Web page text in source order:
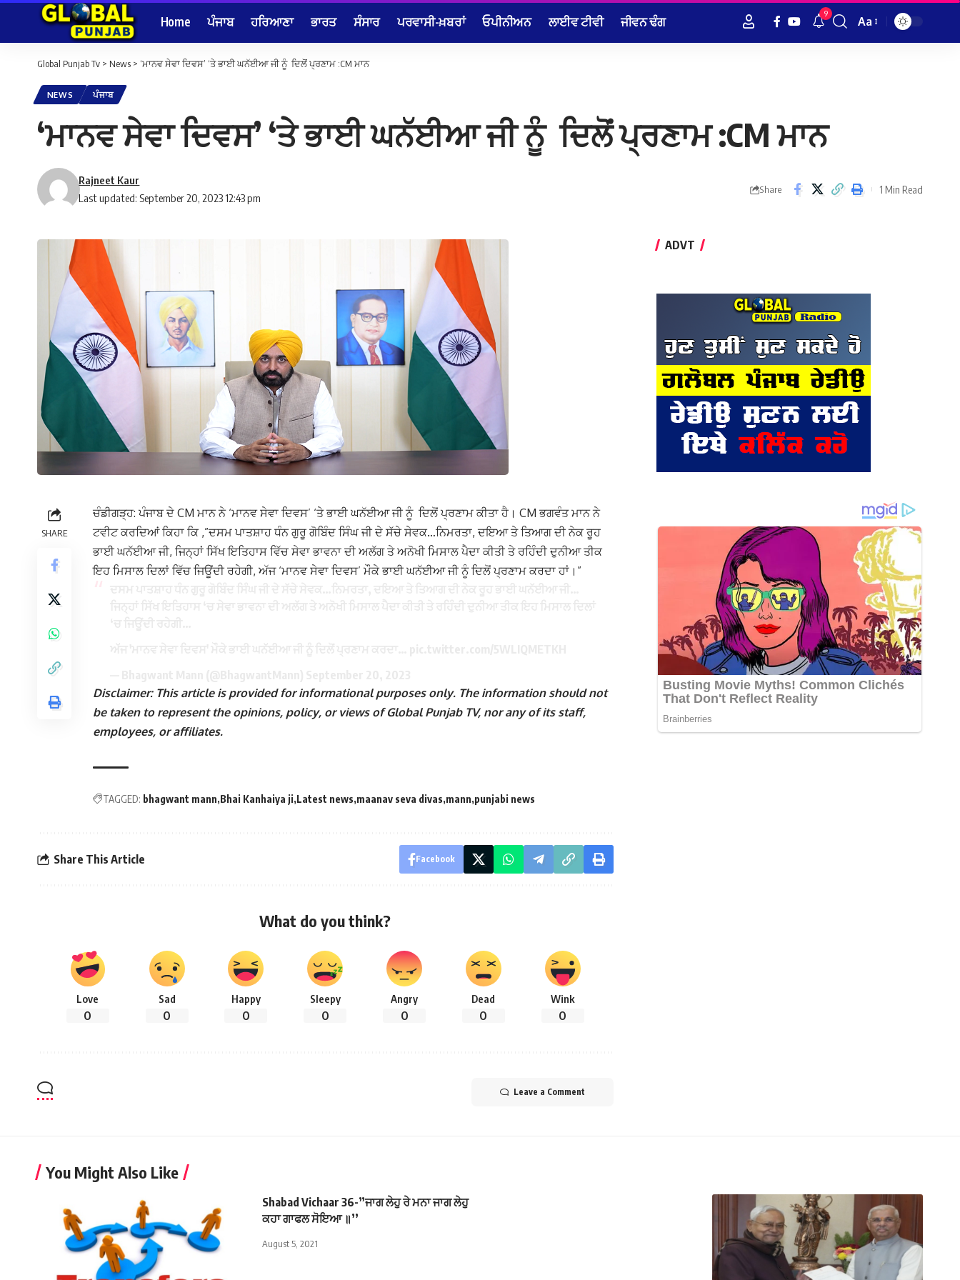
Home ਪੰਜਾਬ ਹਰਿਆਣਾ ਭਾਰਤ ਸੰਸਾਰ ਪਰਵਾਸੀ-ਖ਼ਬਰਾਂ ਓਪੀਨੀਅਨ ਲਾਈਵ ਟੀਵੀ ਜੀਵਨ ਢੰਗ 9
Font
Aa
Global Punjab Tv > News > ‘ਮਾਨਵ ਸੇਵਾ ਦਿਵਸ’ ‘ਤੇ ਭਾਈ ਘਨੱਈਆ ਜੀ ਨੂੰ ਦਿਲੋਂ ਪ੍ਰਣਾਮ :CM ਮਾਨ
NEWS ਪੰਜਾਬ
‘ਮਾਨਵ ਸੇਵਾ ਦਿਵਸ’ ‘ਤੇ ਭਾਈ ਘਨੱਈਆ ਜੀ ਨੂੰ ਦਿਲੋਂ ਪ੍ਰਣਾਮ :CM ਮਾਨ
Last updated: September 20, 2023 12:43 pm
Rajneet Kaur
Share 1 Min Read
SHARE
ਚੰਡੀਗੜ੍ਹ: ਪੰਜਾਬ ਦੇ CM ਮਾਨ ਨੇ ‘ਮਾਨਵ ਸੇਵਾ ਦਿਵਸ’ ‘ਤੇ ਭਾਈ ਘਨੱਈਆ ਜੀ ਨੂੰ ਦਿਲੋਂ ਪ੍ਰਣਾਮ ਕੀਤਾ ਹੈ। CM ਭਗਵੰਤ ਮਾਨ ਨੇ
ਟਵੀਟ ਕਰਦਿਆਂ ਕਿਹਾ ਕਿ ,”ਦਸਮ ਪਾਤਸ਼ਾਹ ਧੰਨ ਗੁਰੂ ਗੋਬਿੰਦ ਸਿੰਘ ਜੀ ਦੇ ਸੱਚੇ ਸੇਵਕ…ਨਿਮਰਤਾ, ਦਇਆ ਤੇ ਤਿਆਗ ਦੀ ਨੇਕ ਰੂਹ
ਭਾਈ ਘਨੱਈਆ ਜੀ, ਜਿਨ੍ਹਾਂ ਸਿੱਖ ਇਤਿਹਾਸ ਵਿੱਚ ਸੇਵਾ ਭਾਵਨਾ ਦੀ ਅਲੱਗ ਤੇ ਅਨੋਖੀ ਮਿਸਾਲ ਪੈਦਾ ਕੀਤੀ ਤੇ ਰਹਿੰਦੀ ਦੁਨੀਆ ਤੀਕ
ਇਹ ਮਿਸਾਲ ਦਿਲਾਂ ਵਿੱਚ ਜਿਊਂਦੀ ਰਹੇਗੀ, ਅੱਜ ‘ਮਾਨਵ ਸੇਵਾ ਦਿਵਸ’ ਮੌਕੇ ਭਾਈ ਘਨੱਈਆ ਜੀ ਨੂੰ ਦਿਲੋਂ ਪ੍ਰਣਾਮ ਕਰਦਾ ਹਾਂ।”
Disclaimer: This article is provided for informational purposes only. The information should not
be taken to represent the opinions, policy, or views of Global Punjab TV, nor any of its staff,
employees, or affiliates.
TAGGED: bhagwant mann Bhai Kanhaiya ji Latest news maanav seva divas mann punjabi news
Share This Article Facebook
What do you think?
Love
0
Sad
0
Happy
0
Sleepy
0
Angry
0
Dead
0
Wink
0
Leave a Comment
ADVT
You Might Also Like
Shabad Vichaar 36-”ਜਾਗ ਲੇਹੁ ਰੇ ਮਨਾ ਜਾਗ ਲੇਹੁ
ਕਹਾ ਗਾਫਲ ਸੋਇਆ ॥’’
August 5, 2021